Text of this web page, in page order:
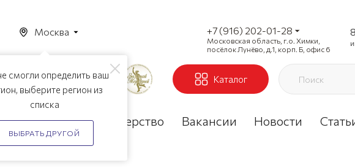
Москва
смогли определить ваш
выберите регион из
списка
ВЫБРАТЬ ДРУГОЙ
+7 (916) 202-01-28
Московская область, г.о. Химки,
посёлок Лунёво, д.1, корп. Б, офис 6
Каталог
Акции Партнерство Вакансии Новости